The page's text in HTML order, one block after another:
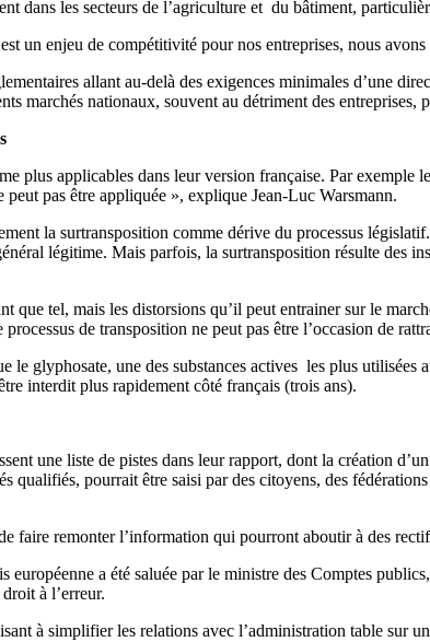
dans les secteurs de l’agriculture et du bâtiment,
un enjeu de compétitivité pour nos entreprises, nous
allant au-delà des exigences minimales d’une
marchés nationaux, souvent au détriment des entreprises,
plus applicables dans leur version française. Par exemple
pas être appliquée », explique Jean-Luc Warsmann.
la surtransposition comme dérive du processus
légitime. Mais parfois, la surtransposition résulte des
que tel, mais les distorsions qu’il peut entrainer sur le
de transposition ne peut pas être l’occasion de
le glyphosate, une des substances actives les plus
interdit plus rapidement côté français (trois ans).
une liste de pistes dans leur rapport, dont la création
qualifiés, pourrait être saisi par des citoyens, des
faire remonter l’information qui pourront aboutir à des
européenne a été saluée par le ministre des Comptes
à l’erreur.
à simplifier les relations avec l’administration table sur